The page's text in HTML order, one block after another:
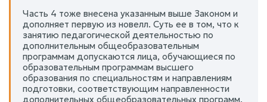
Часть 4 тоже внесена указанным выше Законом и
дополняет первую из новелл. Суть ее в том, что к
занятию педагогической деятельностью по
дополнительным общеобразовательным
программам допускаются лица, обучающиеся по
образовательным программам высшего
образования по специальностям и направлениям
подготовки, соответствующим направленности
дополнительных общеобразовательных программ,